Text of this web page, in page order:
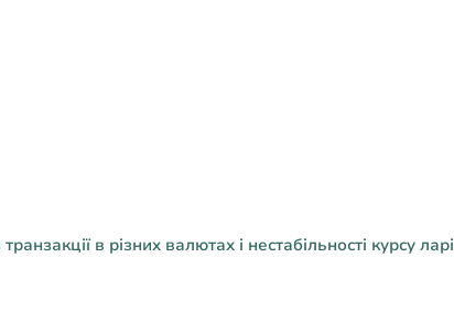
в різних валютах і нестабільності курсу ларі